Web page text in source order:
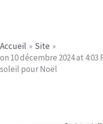
Accueil
Site
on 10 décembre 2024 at
soleil pour Noël